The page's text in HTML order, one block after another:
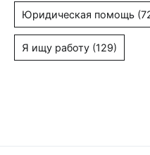
Юридическая помощь
Я ищу работу (129)